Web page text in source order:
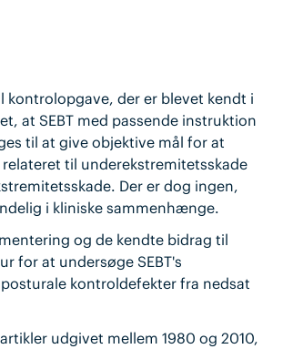
kontrolopgave, der er blevet kendt i
at SEBT med passende instruktion
til at give objektive mål for at
til underekstremitetsskade
Der er dog ingen,
i kliniske sammenhænge.
og de kendte bidrag til
for at undersøge SEBT's
kontroldefekter fra nedsat
udgivet mellem 1980 og 2010,